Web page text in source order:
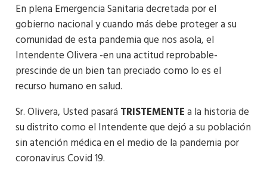
En plena Emergencia Sanitaria decretada por el
gobierno nacional y cuando más debe proteger a su
comunidad de esta pandemia que nos asola, el
Intendente Olivera -en una actitud reprobable-
prescinde de un bien tan preciado como lo es el
recurso humano en salud.
Sr. Olivera, Usted pasará TRISTEMENTEa la historia de
su distrito como el Intendente que dejó a su población
sin atención médica en el medio de la pandemia por
coronavirus Covid 19.